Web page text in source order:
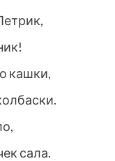
кашки,
сала.